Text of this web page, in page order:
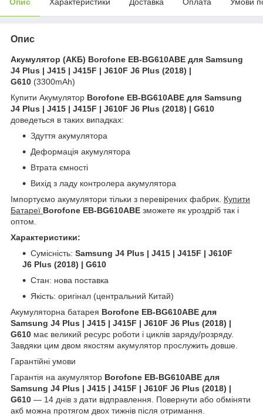
Опис
Акумулятор (АКБ) Borofone EB-BG610ABE для Samsung
J4 Plus | J415 | J415F | J610F J6 Plus (2018) |
G610 (3300mAh)
Купити Акумулятор Borofone EB-BG610ABE для Samsung
J4 Plus | J415 | J415F | J610F J6 Plus (2018) | G610
доведеться в таких випадках:
Здуття акумулятора
Деформація акумулятора
Втрата ємності
Вихід з ладу контролера акумулятора
Імпортуємо акумулятори тільки з перевірених фабрик. Купити
Батареї Borofone EB-BG610ABE зможете як уроздріб так і
оптом.
Характеристики:
Сумісність: Samsung J4 Plus | J415 | J415F | J610F
J6 Plus (2018) | G610
Стан: нова поставка
Якість: оригінал (центральний Китай)
Акумуляторна батарея Borofone EB-BG610ABE для
Samsung J4 Plus | J415 | J415F | J610F J6 Plus (2018) |
G610 має великий ресурс роботи і циклів заряду/розряду.
Завдяки цим двом якостям акумулятор прослужить довше.
Гарантійні умови
Гарантія на акумулятор Borofone EB-BG610ABE для
Samsung J4 Plus | J415 | J415F | J610F J6 Plus (2018) |
G610 ― 14 днів з дати відправлення. Повернути або обміняти
акб можна протягом двох тижнів після отримання.